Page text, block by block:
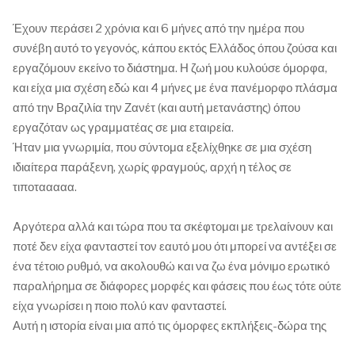
Έχουν περάσει 2 χρόνια και 6 μήνες από την ημέρα που
συνέβη αυτό το γεγονός, κάπου εκτός Ελλάδος όπου ζούσα και
εργαζόμουν εκείνο το διάστημα. Η ζωή μου κυλούσε όμορφα,
και είχα μια σχέση εδώ και 4 μήνες με ένα πανέμορφο πλάσμα
από την Βραζιλία την Ζανέτ (και αυτή μετανάστης) όπου
εργαζόταν ως γραμματέας σε μια εταιρεία.
Ήταν μια γνωριμία, που σύντομα εξελίχθηκε σε μια σχέση
ιδιαίτερα παράξενη, χωρίς φραγμούς, αρχή η τέλος σε
τιποτααααα.
Aργότερα αλλά και τώρα που τα σκέφτομαι με τρελαίνουν και
ποτέ δεν είχα φανταστεί τον εαυτό μου ότι μπορεί να αντέξει σε
ένα τέτοιο ρυθμό, να ακολουθώ και να ζω ένα μόνιμο ερωτικό
παραλήρημα σε διάφορες μορφές και φάσεις που έως τότε ούτε
είχα γνωρίσει η ποιο πολύ καν φανταστεί.
Αυτή η ιστορία είναι μια από τις όμορφες εκπλήξεις-δώρα της